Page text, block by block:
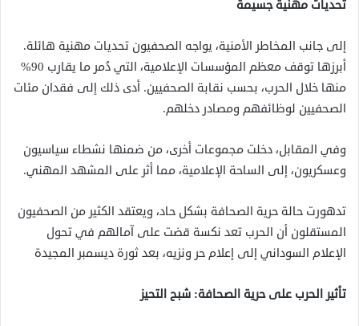
تحديات مهنية جسيمة
إلى جانب المخاطر الأمنية، يواجه الصحفيون تحديات مهنية هائلة.
أبرزها توقف معظم المؤسسات الإعلامية، التي دُمر ما يقارب 90%
منها خلال الحرب، بحسب نقابة الصحفيين. أدى ذلك إلى فقدان مئات
الصحفيين لوظائفهم ومصادر دخلهم.
وفي المقابل، دخلت مجموعات أخرى، من ضمنها نشطاء سياسيون
وعسكريون، إلى الساحة الإعلامية، مما أثر على المشهد المهني.
تدهورت حالة حرية الصحافة بشكل حاد، ويعتقد الكثير من الصحفيون
المستقلون أن الحرب تعد نكسة قضت على آمالهم في تحول
الإعلام السوداني إلى إعلام حر ونزيه، بعد ثورة ديسمبر المجيدة
تأثير الحرب على حرية الصحافة: شبح التحيز